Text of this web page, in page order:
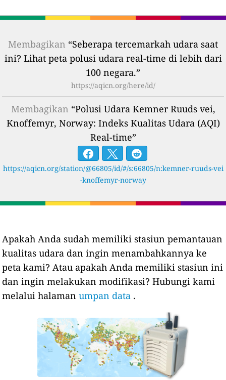
Membagikan “Seberapa tercemarkah udara saat
ini? Lihat peta polusi udara real-time di lebih dari
100 negara.”
https://aqicn.org/here/id/
Membagikan “Polusi Udara Kemner Ruuds vei,
Knoffemyr, Norway: Indeks Kualitas Udara (AQI)
Real-time”
https://aqicn.org/station/@66805/id/#/s:66805/n:kemner-ruuds-vei
-knoffemyr-norway
Apakah Anda sudah memiliki stasiun pemantauan
kualitas udara dan ingin menambahkannya ke
peta kami? Atau apakah Anda memiliki stasiun ini
dan ingin melakukan modifikasi? Hubungi kami
melalui halamanumpan data .